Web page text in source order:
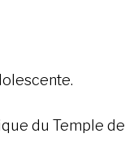
du Temple de